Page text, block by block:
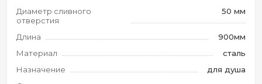
Диаметр сливного
отверстия
50 мм
Длина
900мм
Материал
сталь
Назначение
для душа